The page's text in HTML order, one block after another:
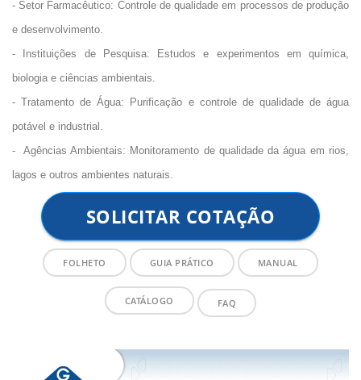
- Setor Farmacêutico: Controle de qualidade em processos de produção
e desenvolvimento.
- Instituições de Pesquisa: Estudos e experimentos em química,
biologia e ciências ambientais.
-Tratamento de Água: Purificação e controle de qualidade de água
potável e industrial.
- Agências Ambientais: Monitoramento de qualidade da água em rios,
lagos e outros ambientes naturais.
SOLICITAR COTAÇÃO
FOLHETO GUIA PRÁTICO MANUAL
CATÁLOGO FAQ